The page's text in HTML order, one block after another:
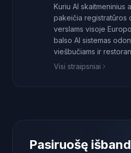
Kuriu AI skaitmeninius
pakeičia registratūros
verslams visoje
balso AI sistemas
viešbučiams ir
Visi straipsniai
Pasiruošę